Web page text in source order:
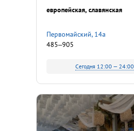
европейская славянская
Первомайский, 14а
485‒905
Сегодня 12:00 — 24:00